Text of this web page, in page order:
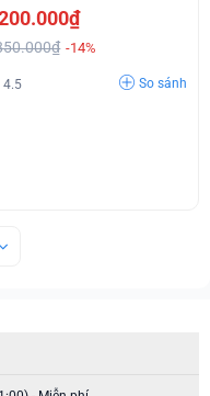
-14%
4.5 So sánh